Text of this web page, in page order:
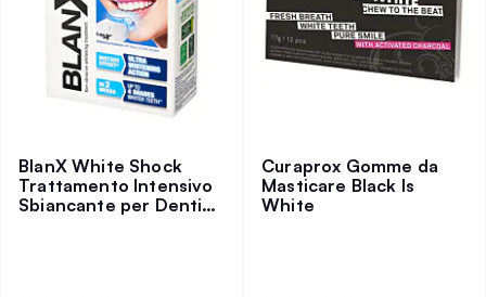
BlanX White Shock
Trattamento Intensivo
Sbiancante per Denti
Curaprox Gomme da
Masticare Black Is
White